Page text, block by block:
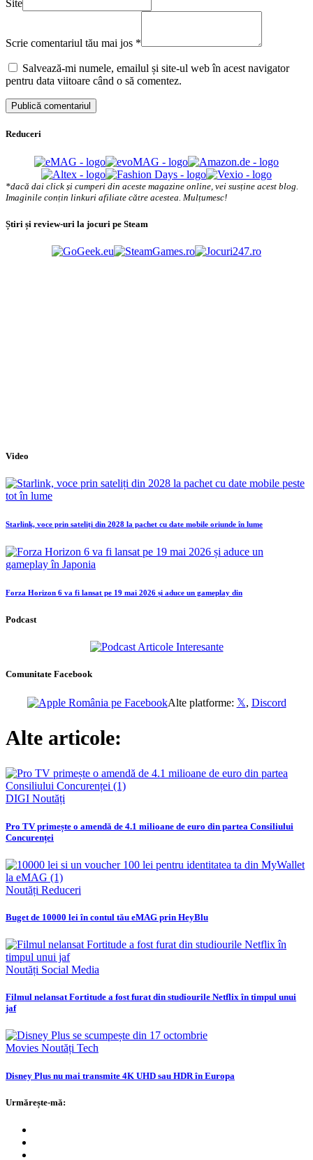
Site
Scrie comentariul tău mai jos *
Salvează-mi numele, emailul și site-ul web în acest navigator
pentru data viitoare când o să comentez.
Reduceri
*dacă dai click și cumperi din aceste magazine online, vei susține acest blog.
Imaginile conțin linkuri afiliate către acestea. Mulțumesc!
Știri și review-uri la jocuri pe Steam
Video
Starlink, voce prin sateliți din 2028 la pachet cu date mobile oriunde în lume
Forza Horizon 6 va fi lansat pe 19 mai 2026 și aduce un gameplay din
Podcast
Comunitate Facebook
Alte platforme: 𝕏, Discord
Alte articole:
DIGI Noutăți
Pro TV primește o amendă de 4.1 milioane de euro din partea Consiliului
Concurenței
Noutăți Reduceri
Buget de 10000 lei în contul tău eMAG prin HeyBlu
Noutăți Social Media
Filmul nelansat Fortitude a fost furat din studiourile Netflix în timpul unui
jaf
Movies Noutăți Tech
Disney Plus nu mai transmite 4K UHD sau HDR în Europa
Urmărește-mă: